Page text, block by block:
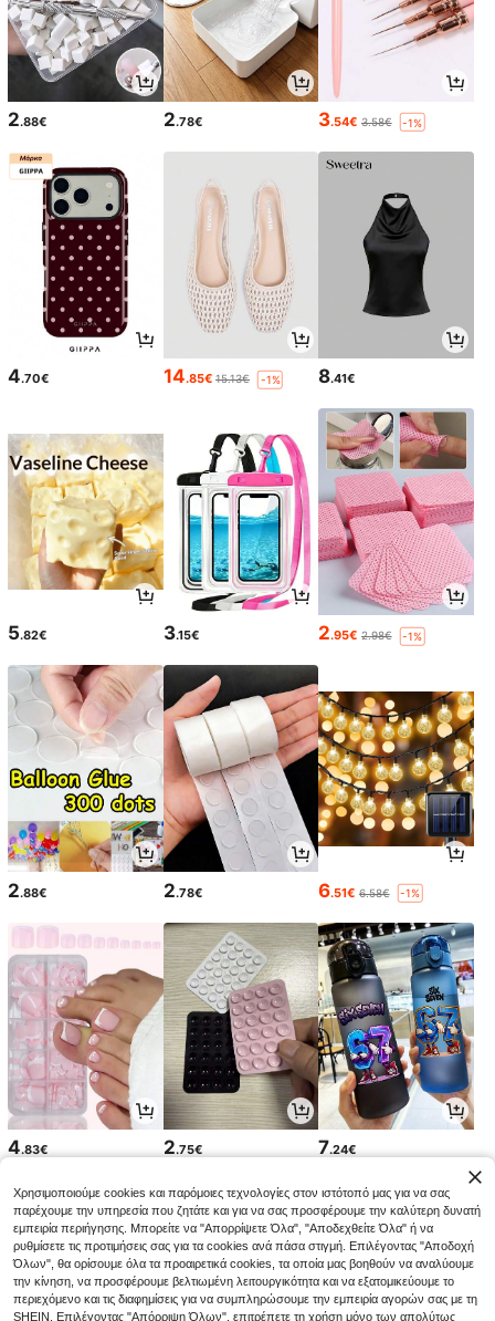
2.88€ 2.78€ 3.54€ 3.58€ -1%
4.70€ 14.85€ 15.13€ -1% 8.41€
5.82€ 3.15€ 2.95€ 2.98€ -1%
2.88€ 2.78€ 6.51€ 6.58€ -1%
4.83€ 2.75€ 7.24€
Χρησιμοποιούμε cookies και παρόμοιες τεχνολογίες στον ιστότοπό μας για να σας
παρέχουμε την υπηρεσία που ζητάτε και για να σας προσφέρουμε την καλύτερη δυνατή
εμπειρία περιήγησης. Μπορείτε να "Απορρίψετε Όλα", "Αποδεχθείτε Όλα" ή να
ρυθμίσετε τις προτιμήσεις σας για τα cookies ανά πάσα στιγμή. Επιλέγοντας "Αποδοχή
Όλων", θα ορίσουμε όλα τα προαιρετικά cookies, τα οποία μας βοηθούν να αναλύουμε
την κίνηση, να προσφέρουμε βελτιωμένη λειτουργικότητα και να εξατομικεύουμε το
περιεχόμενο και τις διαφημίσεις για να συμπληρώσουμε την εμπειρία αγορών σας με τη
SHEIN. Επιλέγοντας "Απόρριψη Όλων", επιτρέπετε τη χρήση μόνο των απολύτως